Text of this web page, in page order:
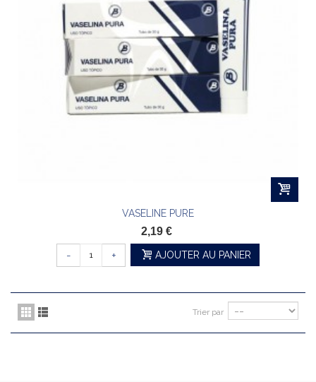
VASELINE PURE
2,19 €
- + AJOUTER AU PANIER
Trier par